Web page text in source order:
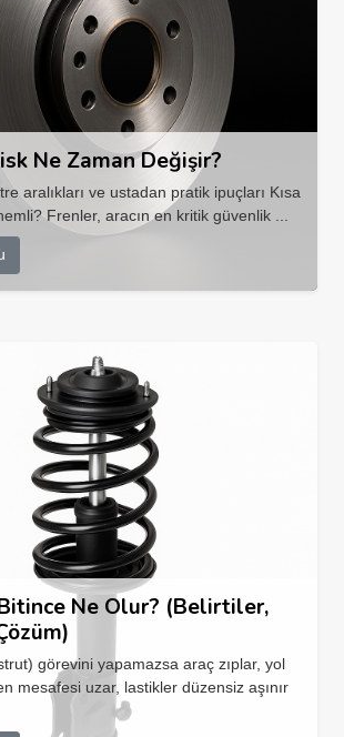
Ne Zaman Değişir?
aralıkları ve ustadan pratik ipuçları Kısa
Frenler, aracın en kritik güvenlik ...
Ne Olur? (Belirtiler,
görevini yapamazsa araç zıplar, yol
mesafesi uzar, lastikler düzensiz aşınır